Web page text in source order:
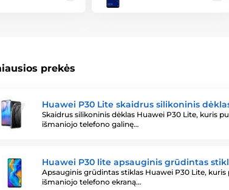
prekės
Huawei P30 Lite skaidrus silikoninis
Skaidrus silikoninis dėklas Huawei P30 Lite, kuris
išmaniojo telefono galinę…
Huawei P30 lite apsauginis grūdintas
Apsauginis grūdintas stiklas Huawei P30 Lite, kuris
išmaniojo telefono ekraną…